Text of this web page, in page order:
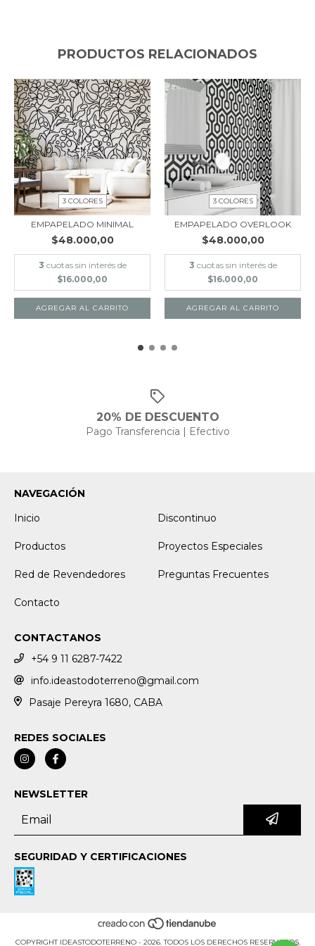
PRODUCTOS RELACIONADOS
3 COLORES
EMPAPELADO MINIMAL
$48.000,00
3 cuotas sin interés de
$16.000,00
AGREGAR AL CARRITO
3 COLORES
EMPAPELADO OVERLOOK
$48.000,00
3 cuotas sin interés de
$16.000,00
AGREGAR AL CARRITO
20% DE DESCUENTO
Pago Transferencia | Efectivo
NAVEGACIÓN
Inicio
Discontinuo
Productos Proyectos Especiales
Red de Revendedores Preguntas Frecuentes
Contacto
CONTACTANOS
+54 9 11 6287-7422
info.ideastodoterreno@gmail.com
Pasaje Pereyra 1680, CABA
REDES SOCIALES
NEWSLETTER
SEGURIDAD Y CERTIFICACIONES
COPYRIGHT IDEASTODOTERRENO - 2026. TODOS LOS DERECHOS RESERVADOS.